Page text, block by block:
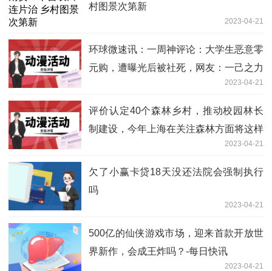
村图景次第新
2023-04-21
环球微速讯：一周神评论：大学生恶意零
元购，遭曝光后被社死，网友：一己之力
2023-04-21
评价认定40个森林乡村，推动校园林长
制建设，今年上海在关注森林方面将这样
2023-04-21
欠了小赢卡贷18天没还法院会强制执行
吗
2023-04-21
500亿的仙侠游戏市场，迎来首款开放世
界新作，会成王炸吗？-每日快讯
2023-04-21